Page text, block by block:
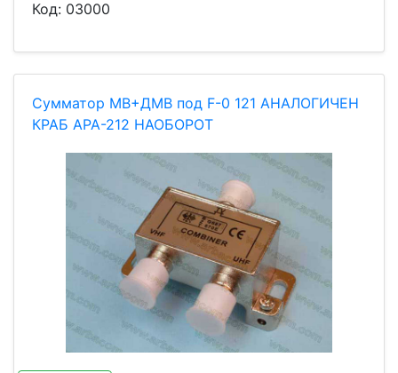
Код: 03000
Сумматор МВ+ДМВ под F-0 121 АНАЛОГИЧЕН
КРАБ АРА-212 НАОБОРОТ